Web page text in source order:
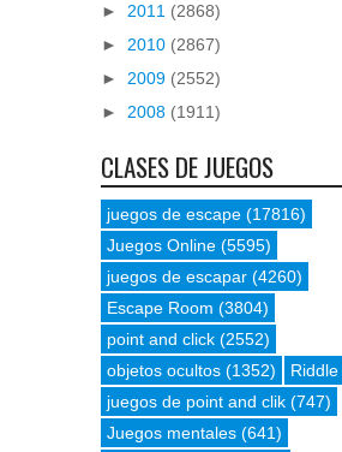
► 2011 (2868)
► 2010 (2867)
► 2009 (2552)
► 2008 (1911)
CLASES DE JUEGOS
juegos de escape (17816)
Juegos Online (5595)
juegos de escapar (4260)
Escape Room (3804)
point and click (2552)
objetos ocultos (1352) Riddle
juegos de point and clik (747)
Juegos mentales (641)